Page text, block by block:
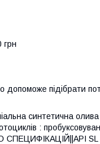
грн
підібрати
синтетична
:
SL